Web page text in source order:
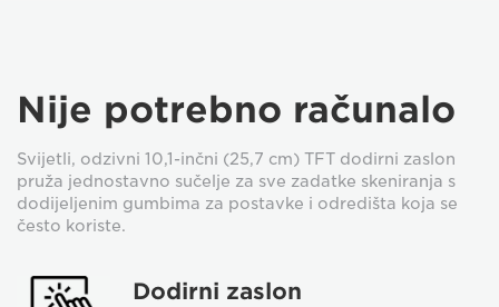
Nije potrebno računalo
Svijetli, odzivni 10,1-inčni (25,7 cm) TFT dodirni zaslon
pruža jednostavno sučelje za sve zadatke skeniranja s
dodijeljenim gumbima za postavke i odredišta koja se
često koriste.
Dodirni zaslon